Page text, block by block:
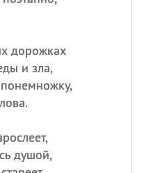
дорожках
и зла,
понемножку,
душой,